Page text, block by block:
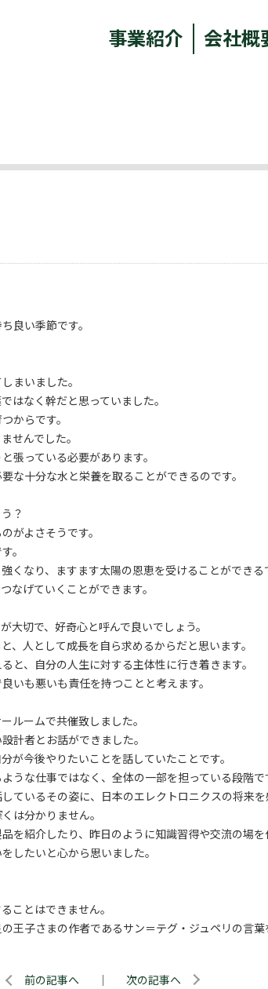
事業紹介 会社概
良い季節です。
まいました。
はなく幹だと思っていました。
からです。
せんでした。
張っている必要があります。
な十分な水と栄養を取ることができるのです。
？
がよさそうです。
。
くなり、ますます太陽の恩恵を受けることができる
なげていくことができます。
大切で、好奇心と呼んで良いでしょう。
、人として成長を自ら求めるからだと思います。
と、自分の人生に対する主体性に行き着きます。
いも悪いも責任を持つことと考えます。
ルームで共催致しました。
計者とお話ができました。
が今後やりたいことを話していたことです。
うな仕事ではなく、全体の一部を担っている段階で
ているその姿に、日本のエレクトロニクスの将来を
は分かりません。
を紹介したり、昨日のように知識習得や交流の場を
したいと心から思いました。
ことはできません。
王子さまの作者であるサン＝テグ・ジュペリの言葉
前の記事へ ｜ 次の記事へ